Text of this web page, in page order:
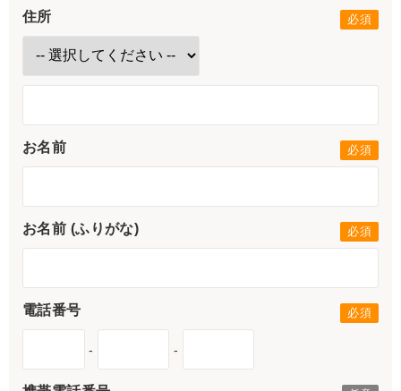
住所
お名前
お名前 (ふりがな)
電話番号
- -